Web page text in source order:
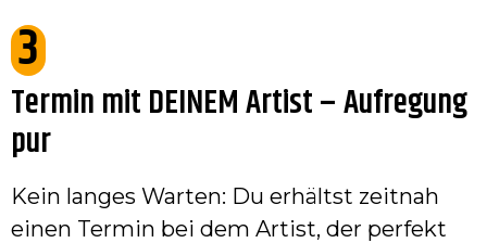
3
Termin mit DEINEM Artist – Aufregung
pur
Kein langes Warten: Du erhältst zeitnah
einen Termin bei dem Artist, der perfekt